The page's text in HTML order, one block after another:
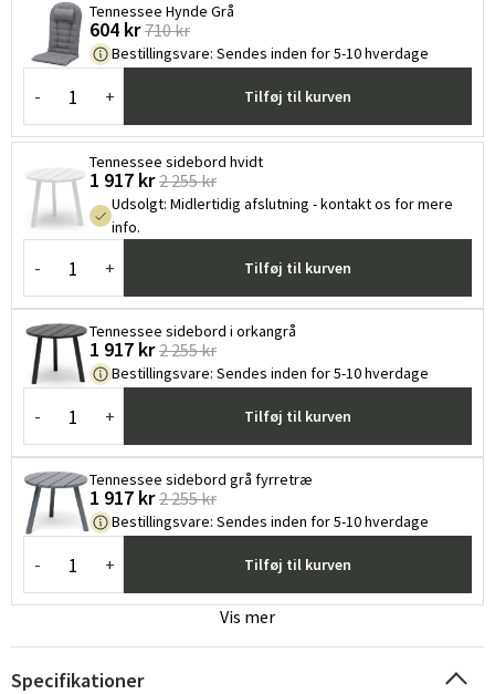
Tennessee Hynde Grå
604 kr 710 kr
Bestillingsvare: Sendes inden for 5-10 hverdage
- + Tilføj til kurven
Tennessee sidebord hvidt
1 917 kr 2 255 kr
Udsolgt: Midlertidig afslutning - kontakt os for mere
info.
- + Tilføj til kurven
Tennessee sidebord i orkangrå
1 917 kr 2 255 kr
Bestillingsvare: Sendes inden for 5-10 hverdage
- + Tilføj til kurven
Tennessee sidebord grå fyrretræ
1 917 kr 2 255 kr
Bestillingsvare: Sendes inden for 5-10 hverdage
- + Tilføj til kurven
Vis mer
Specifikationer